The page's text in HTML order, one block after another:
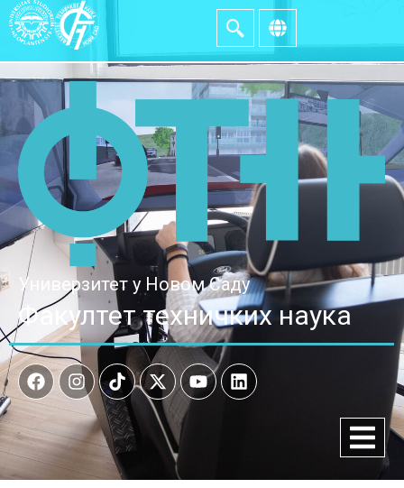
Универзитет у Новом Саду
Факултет техничких наука